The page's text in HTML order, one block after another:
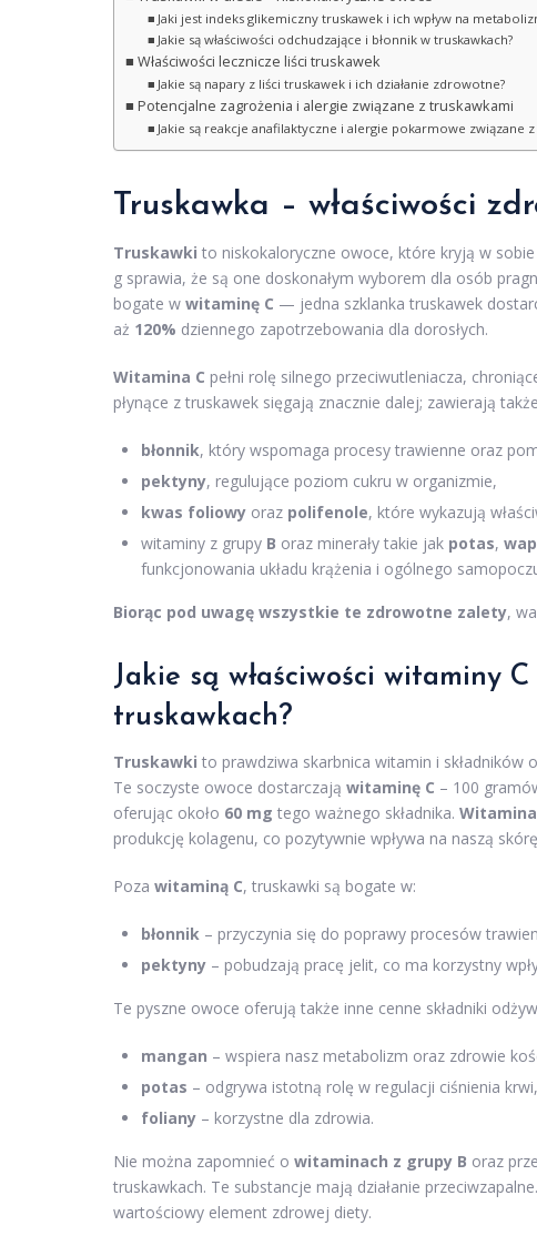
Jaki jest indeks glikemiczny truskawek i ich wpływ na
Jakie są właściwości odchudzające i błonnik w truskawkach?
Właściwości lecznicze liści truskawek
Jakie są napary z liści truskawek i ich działanie zdrowotne?
Potencjalne zagrożenia i alergie związane z truskawkami
Jakie są reakcje anafilaktyczne i alergie pokarmowe związane
Truskawka – właściwości
Truskawki to niskokaloryczne owoce, które kryją w
g sprawia, że są one doskonałym wyborem dla osób
bogate w witaminę C — jedna szklanka truskawek
aż 120% dziennego zapotrzebowania dla dorosłych.
Witamina C pełni rolę silnego przeciwutleniacza,
płynące z truskawek sięgają znacznie dalej; zawierają
błonnik, który wspomaga procesy trawienne oraz
pektyny, regulujące poziom cukru w organizmie,
kwas foliowy oraz polifenole, które wykazują
witaminy z grupy B oraz minerały takie jak potas,
funkcjonowania układu krążenia i ogólnego
Biorąc pod uwagę wszystkie te zdrowotne zalety,
Jakie są właściwości witaminy
truskawkach?
Truskawki to prawdziwa skarbnica witamin i
Te soczyste owoce dostarczają witaminę C – 100
oferując około 60 mg tego ważnego składnika. Witamina
produkcję kolagenu, co pozytywnie wpływa na naszą
Poza witaminą C, truskawki są bogate w:
błonnik – przyczynia się do poprawy procesów
pektyny – pobudzają pracę jelit, co ma korzystny
Te pyszne owoce oferują także inne cenne składniki
mangan – wspiera nasz metabolizm oraz zdrowie
potas – odgrywa istotną rolę w regulacji ciśnienia krwi,
foliany – korzystne dla zdrowia.
Nie można zapomnieć o witaminach z grupy B oraz
truskawkach. Te substancje mają działanie
wartościowy element zdrowej diety.